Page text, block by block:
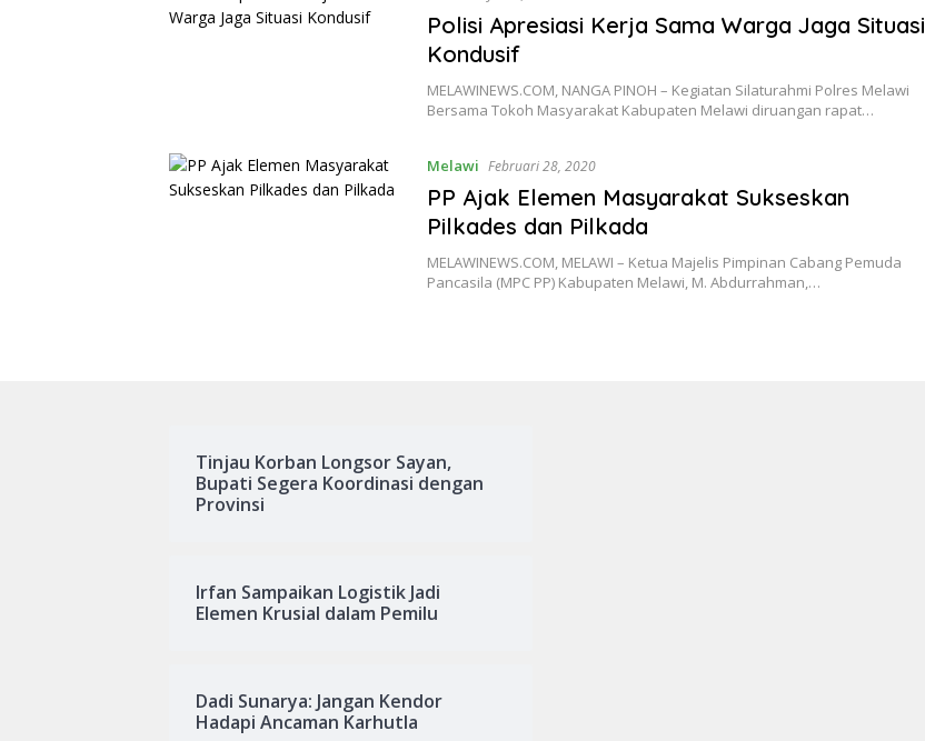
Polisi Apresiasi Kerja Sama Warga Jaga Situasi
Kondusif
MELAWINEWS.COM, NANGA PINOH – Kegiatan Silaturahmi Polres Melawi
Bersama Tokoh Masyarakat Kabupaten Melawi diruangan rapat…
Melawi Februari 28, 2020
PP Ajak Elemen Masyarakat Sukseskan
Pilkades dan Pilkada
MELAWINEWS.COM, MELAWI – Ketua Majelis Pimpinan Cabang Pemuda
Pancasila (MPC PP) Kabupaten Melawi, M. Abdurrahman,…
Tinjau Korban Longsor Sayan,
Bupati Segera Koordinasi dengan
Provinsi
Irfan Sampaikan Logistik Jadi
Elemen Krusial dalam Pemilu
Dadi Sunarya: Jangan Kendor
Hadapi Ancaman Karhutla